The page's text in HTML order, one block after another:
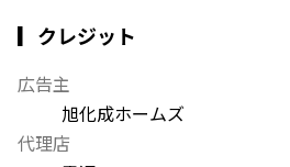
▎クレジット
広告主
旭化成ホームズ
代理店